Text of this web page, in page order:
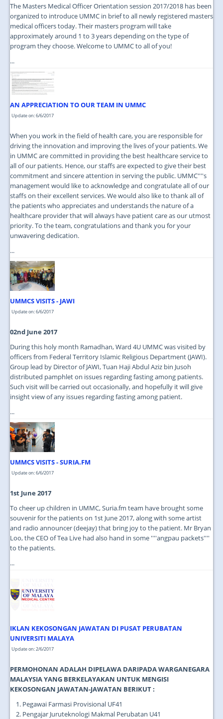
The Masters Medical Officer Orientation session 2017/2018 has been
organized to introduce UMMC in brief to all newly registered masters
medical officers today. Their masters program will take
approximately around 1 to 3 years depending on the type of
program they choose. Welcome to UMMC to all of you!
...
AN APPRECIATION TO OUR TEAM IN UMMC
Update on: 6/6/2017
When you work in the field of health care, you are responsible for
driving the innovation and improving the lives of your patients. We
in UMMC are committed in providing the best healthcare service to
all of our patients. Hence, our staffs are expected to give their best
commitment and sincere attention in serving the public. UMMC''''s
management would like to acknowledge and congratulate all of our
staffs on their excellent services. We would also like to thank all of
the patients who appreciates and understands the nature of a
healthcare provider that will always have patient care as our utmost
priority. To the team, congratulations and thank you for your
unwavering dedication.
...
UMMCS VISITS - JAWI
Update on: 6/6/2017
02nd June 2017
During this holy month Ramadhan, Ward 4U UMMC was visited by
officers from Federal Territory Islamic Religious Department (JAWI).
Group lead by Director of JAWI, Tuan Haji Abdul Aziz bin Jusoh
distributed pamphlet on issues regarding fasting among patients.
Such visit will be carried out occasionally, and hopefully it will give
insight view of any issues regarding fasting among patient.
...
UMMCS VISITS - SURIA.FM
Update on: 6/6/2017
1st June 2017
To cheer up children in UMMC, Suria.fm team have brought some
souvenir for the patients on 1st June 2017, along with some artist
and radio announcer (deejay) that bring joy to the patient. Mr Bryan
Loo, the CEO of Tea Live had also hand in some ''''angpau packets''''
to the patients.
...
IKLAN KEKOSONGAN JAWATAN DI PUSAT PERUBATAN
UNIVERSITI MALAYA
Update on: 2/6/2017
PERMOHONAN ADALAH DIPELAWA DARIPADA WARGANEGARA
MALAYSIA YANG BERKELAYAKAN UNTUK MENGISI
KEKOSONGAN JAWATAN-JAWATAN BERIKUT :
Pegawai Farmasi Provisional UF41
Pengajar Juruteknologi Makmal Perubatan U41